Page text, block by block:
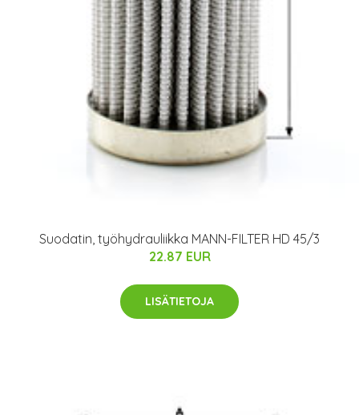
Suodatin, työhydrauliikka MANN-FILTER HD 45/3
22.87 EUR
LISÄTIETOJA